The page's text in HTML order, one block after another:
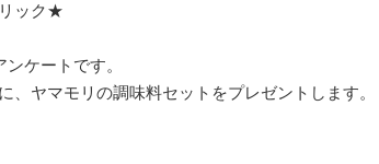
ック★
ケートです。
、ヤマモリの調味料セットをプレゼントします。